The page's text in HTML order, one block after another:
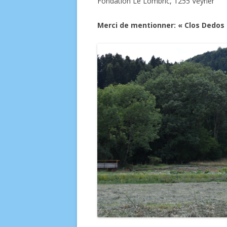
Merci de mentionner: « Clos Dedos